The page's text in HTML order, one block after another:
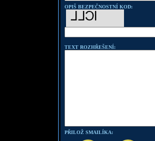
OPIŠ BEZPEČNOSTNÍ KOD:
TEXT ROZHŘEŠENÍ:
PŘILOŽ SMAILÍKA: